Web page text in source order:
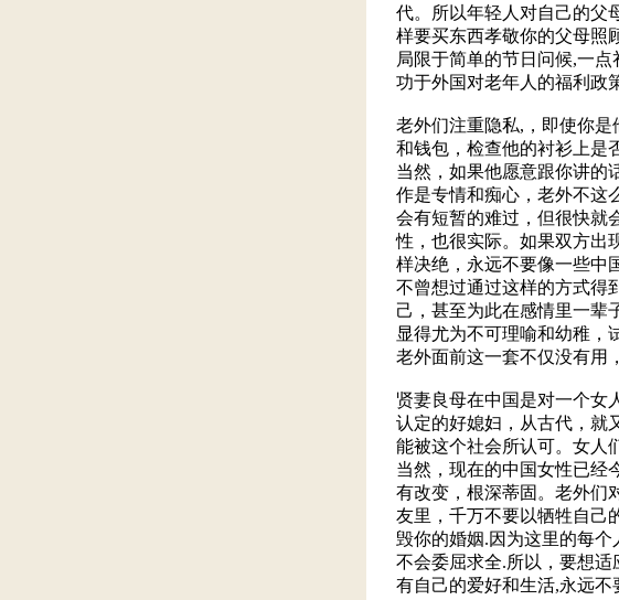
代。所以年轻人对自己的父
样要买东西孝敬你的父母照
局限于简单的节日问候,一
功于外国对老年人的福利政
老外们注重隐私,，即使你
和钱包，检查他的衬衫上是
当然，如果他愿意跟你讲的
作是专情和痴心，老外不这
会有短暂的难过，但很快就
性，也很实际。如果双方出
样决绝，永远不要像一些中
不曾想过通过这样的方式得
己，甚至为此在感情里一辈
显得尤为不可理喻和幼稚，
老外面前这一套不仅没有用
贤妻良母在中国是对一个女
认定的好媳妇，从古代，就
能被这个社会所认可。女人
当然，现在的中国女性已经
有改变，根深蒂固。老外们
友里，千万不要以牺牲自己
毁你的婚姻.因为这里的每
不会委屈求全.所以，要想
有自己的爱好和生活,永远不